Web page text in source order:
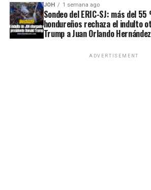
JOH 1 semana ago
Sondeo del ERIC-SJ: más del
hondureños rechaza el indulto
Trump a Juan Orlando Hernández
ADVERTISEMENT